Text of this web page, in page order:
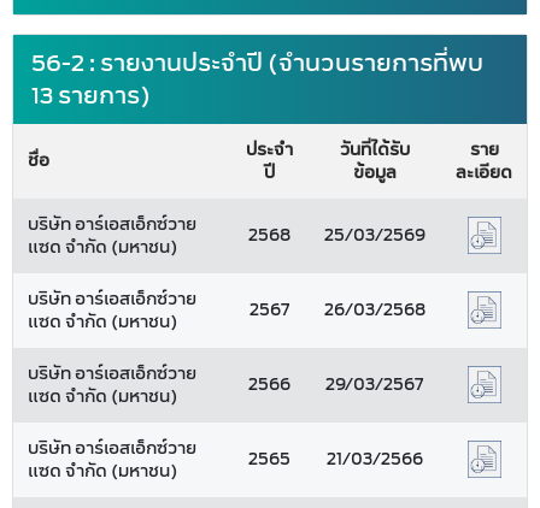
56-2 : รายงานประจำปี (จำนวนรายการที่พบ
13 รายการ)
ชื่อ
ประจำ
ปี
วันที่ได้รับ
ข้อมูล
ราย
ละเอียด
บริษัท อาร์เอสเอ็กซ์วาย
แซด จำกัด (มหาชน)
2568 25/03/2569
บริษัท อาร์เอสเอ็กซ์วาย
แซด จำกัด (มหาชน)
2567 26/03/2568
บริษัท อาร์เอสเอ็กซ์วาย
แซด จำกัด (มหาชน)
2566 29/03/2567
บริษัท อาร์เอสเอ็กซ์วาย
แซด จำกัด (มหาชน)
2565 21/03/2566